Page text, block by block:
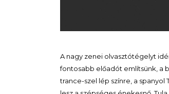
A nagy zenei olvasztótégelyt
fontosabb előadót említsünk, a
trance-szel lép színre, a